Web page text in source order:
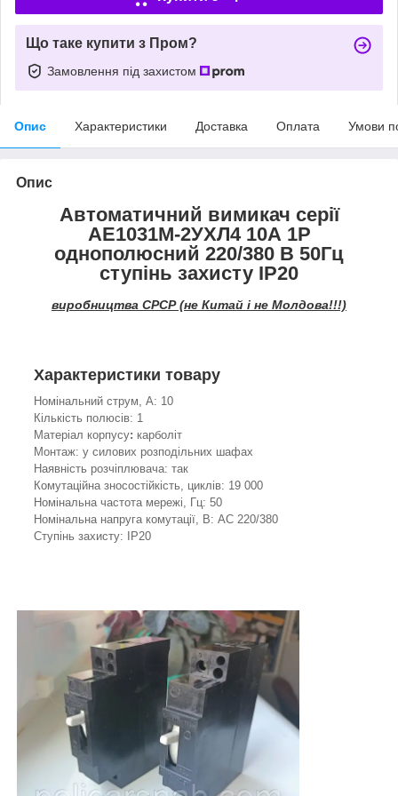
Що таке купити з Пром?
Замовлення під захистом
Опис Характеристики Доставка Оплата Умови
Опис
Автоматичний вимикач серії
АЕ1031М-2УХЛ4 10А 1Р
однополюсний 220/380 В 50Гц
ступінь захисту IP20
виробництва СРСР (не Китай і не Молдова!!!)
Характеристики товару
Номінальний струм, А: 10
Кількість полюсів: 1
Матеріал корпусу: карболіт
Монтаж: у силових розподільних шафах
Наявність розчіплювача: так
Комутаційна зносостійкість, циклів: 19 000
Номінальна частота мережі, Гц: 50
Номінальна напруга комутації, В: AC 220/380
Ступінь захисту: IP20